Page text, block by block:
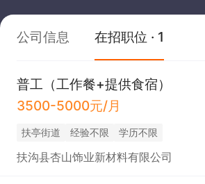
公司信息 在招职位 · 1
普工（工作餐+提供食宿）
3500-5000元/月
扶亭街道 经验不限 学历不限
扶沟县杏山饰业新材料有限公司